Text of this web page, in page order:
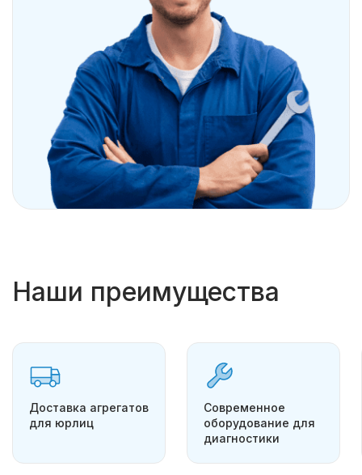
Наши преимущества
Доставка агрегатов
для юрлиц
Современное
оборудование для
диагностики